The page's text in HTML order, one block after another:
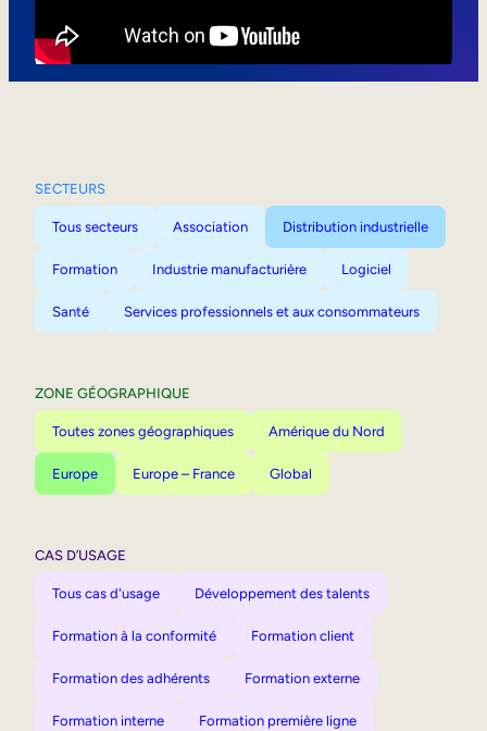
SECTEURS
Tous secteurs Association Distribution industrielle
Formation Industrie manufacturière Logiciel
Santé Services professionnels et aux consommateurs
ZONE GÉOGRAPHIQUE
Toutes zones géographiques Amérique du Nord
Europe Europe – France Global
CAS D’USAGE
Tous cas d'usage Développement des talents
Formation à la conformité Formation client
Formation des adhérents Formation externe
Formation interne Formation première ligne